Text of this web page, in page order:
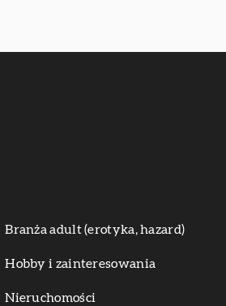
Branża adult (erotyka, hazard)
Hobby i zainteresowania
Nieruchomości